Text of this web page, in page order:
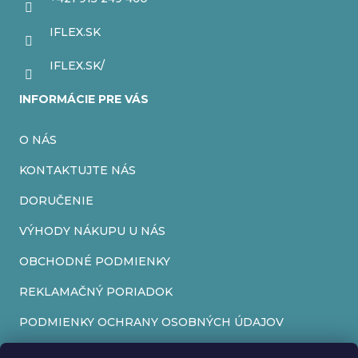
IFLEX.SK
IFLEX.SK/
INFORMÁCIE PRE VÁS
O NÁS
KONTAKTUJTE NÁS
DORUČENIE
VÝHODY NÁKUPU U NÁS
OBCHODNÉ PODMIENKY
REKLAMAČNÝ PORIADOK
PODMIENKY OCHRANY OSOBNÝCH ÚDAJOV